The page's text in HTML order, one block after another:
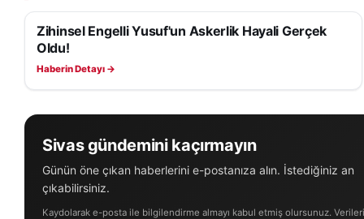
Çocuklara
çocuklara
düzenlenecek
yapılacak, çeşitli
almalarını ve
YAŞAM
Zihinsel Engelli Yusuf'un Askerlik Hayali Gerçek
Oldu!
Haberin Detayı →
Sivas gündemini kaçırmayın
Günün öne çıkan haberlerini e-postanıza alın. İstediğiniz an
çıkabilirsiniz.
Kaydolarak e-posta ile bilgilendirme almayı kabul etmiş olursunuz.